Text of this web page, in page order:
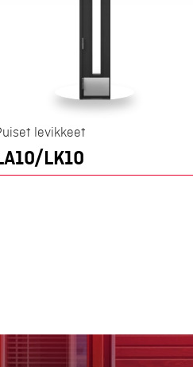
levikkeet
LK10